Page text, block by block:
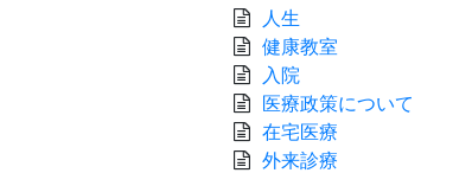
人生
健康教室
入院
医療政策について
在宅医療
外来診療